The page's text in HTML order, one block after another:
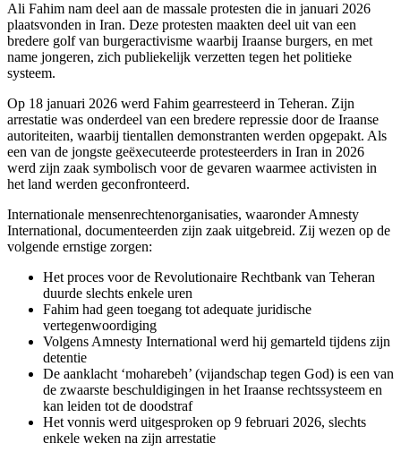
Ali Fahim nam deel aan de massale protesten die in januari 2026
plaatsvonden in Iran. Deze protesten maakten deel uit van een
bredere golf van burgeractivisme waarbij Iraanse burgers, en met
name jongeren, zich publiekelijk verzetten tegen het politieke
systeem.
Op 18 januari 2026 werd Fahim gearresteerd in Teheran. Zijn
arrestatie was onderdeel van een bredere repressie door de Iraanse
autoriteiten, waarbij tientallen demonstranten werden opgepakt. Als
een van de jongste geëxecuteerde protesteerders in Iran in 2026
werd zijn zaak symbolisch voor de gevaren waarmee activisten in
het land werden geconfronteerd.
Internationale mensenrechtenorganisaties, waaronder Amnesty
International, documenteerden zijn zaak uitgebreid. Zij wezen op de
volgende ernstige zorgen:
Het proces voor de Revolutionaire Rechtbank van Teheran
duurde slechts enkele uren
Fahim had geen toegang tot adequate juridische
vertegenwoordiging
Volgens Amnesty International werd hij gemarteld tijdens zijn
detentie
De aanklacht ‘moharebeh’ (vijandschap tegen God) is een van
de zwaarste beschuldigingen in het Iraanse rechtssysteem en
kan leiden tot de doodstraf
Het vonnis werd uitgesproken op 9 februari 2026, slechts
enkele weken na zijn arrestatie